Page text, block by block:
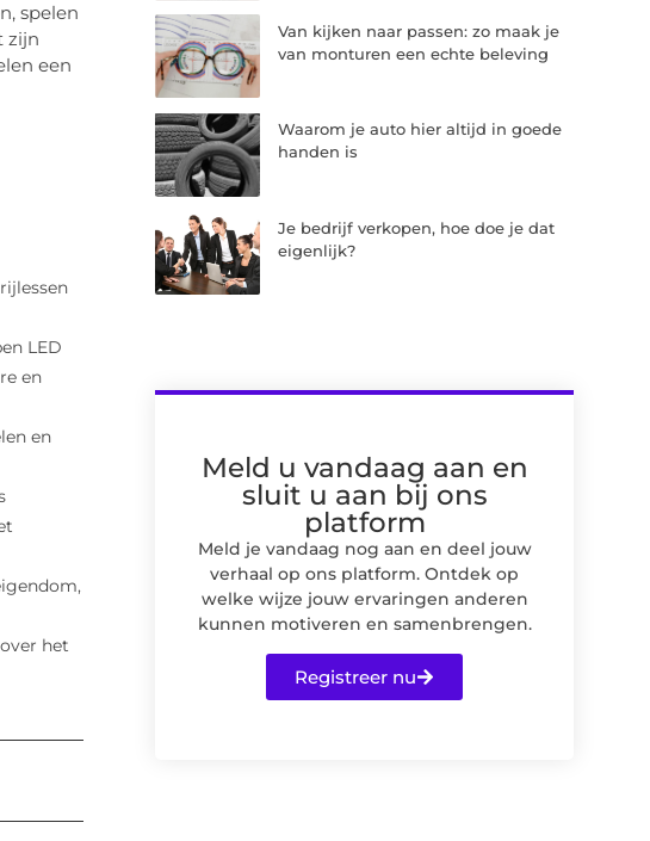
spelen
zijn
een
LED
en
en
het
Van kijken naar passen: zo maak je
van monturen een echte beleving
Waarom je auto hier altijd in goede
handen is
Je bedrijf verkopen, hoe doe je dat
eigenlijk?
Meld u vandaag aan en
sluit u aan bij ons
platform
Meld je vandaag nog aan en deel jouw
verhaal op ons platform. Ontdek op
welke wijze jouw ervaringen anderen
kunnen motiveren en samenbrengen.
Registreer nu